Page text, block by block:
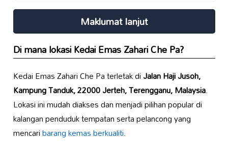
Maklumat lanjut
Di mana lokasi Kedai Emas Zahari Che Pa?
Kedai Emas Zahari Che Pa terletak diJalan Haji Jusoh,
Kampung Tanduk, 22000 Jerteh, Terengganu, Malaysia.
Lokasi ini mudah diakses dan menjadi pilihan popular di
kalangan penduduk tempatan serta pelancong yang
mencaribarang kemas berkualiti.